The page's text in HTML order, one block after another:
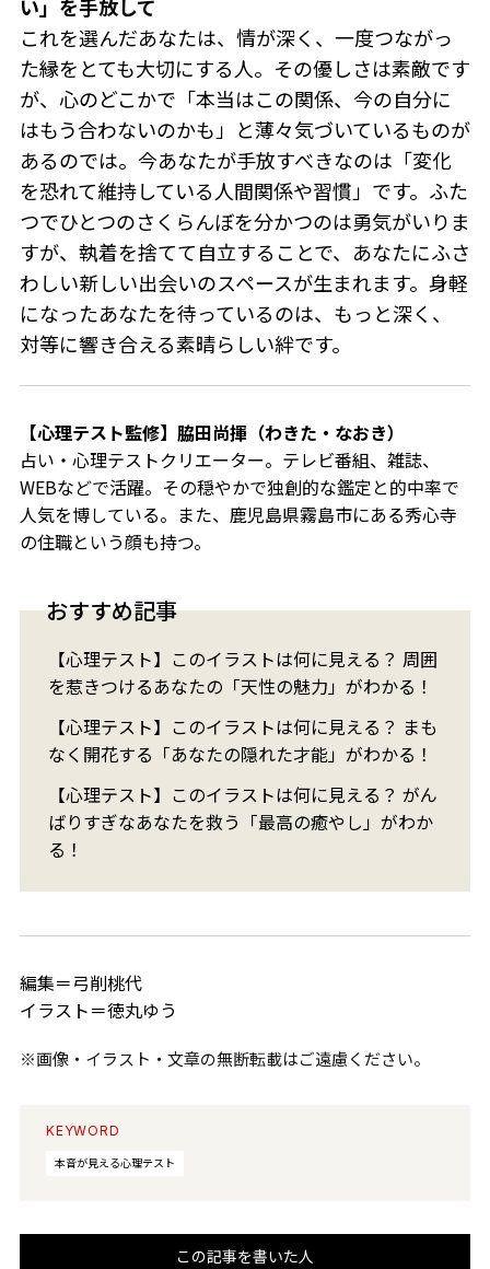
い」を手放して
これを選んだあなたは、情が深く、一度つながっ
た縁をとても大切にする人。その優しさは素敵です
が、心のどこかで「本当はこの関係、今の自分に
はもう合わないのかも」と薄々気づいているものが
あるのでは。今あなたが手放すべきなのは「変化
を恐れて維持している人間関係や習慣」です。ふた
つでひとつのさくらんぼを分かつのは勇気がいりま
すが、執着を捨てて自立することで、あなたにふさ
わしい新しい出会いのスペースが生まれます。身軽
になったあなたを待っているのは、もっと深く、
対等に響き合える素晴らしい絆です。
【心理テスト監修】脇田尚揮（わきた・なおき）
占い・心理テストクリエーター。 テレビ番組、雑誌、
WEBなどで活躍。その穏やかで独創的な鑑定と的中率で
人気を博している。また、鹿児島県霧島市にある秀心寺
の住職という顔も持つ。
おすすめ記事
【心理テスト】このイラストは何に見える？ 周囲
を惹きつけるあなたの「天性の魅力」がわかる！
【心理テスト】このイラストは何に見える？ まも
なく開花する「あなたの隠れた才能」がわかる！
【心理テスト】このイラストは何に見える？ がん
ばりすぎなあなたを救う「最高の癒やし」がわか
る！
編集＝弓削桃代
イラスト＝徳丸ゆう
※画像・イラスト・文章の無断転載はご遠慮ください。
KEYWORD
本音が見える心理テスト
この記事を書いた人